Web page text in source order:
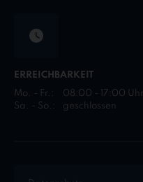
ERREICHBARKEIT
Mo. - Fr.:
08:00 - 17:00 Uhr
Sa. - So.:
geschlossen